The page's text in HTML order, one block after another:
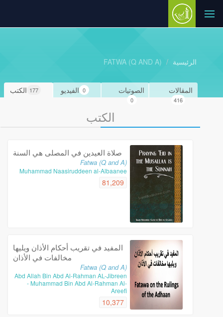
الرئيسية FATWA (Q AND A)
الكتب 177 الفيديو 0 الصوتيات
0
المقالات
416
الكتب
صلاة العيدين في المصلى هي السنة
Fatwa (Q and A)
Muhammad Naasiruddeen al-Albaanee
81,209
المفيد في تقريب أحكام الأذان ويليها
مخالفات في الأذان
Fatwa (Q and A)
Abd Allah Bin Abd Al-Rahman AL-Jibreen
- Muhammad Bin Abd Al-Rahman Al-
Areefi
10,377